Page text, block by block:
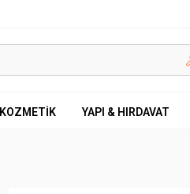
KOZMETİK YAPI & HIRDAVAT